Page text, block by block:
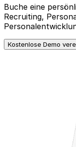
Buche eine
Recruiting,
Kostenlose Demo